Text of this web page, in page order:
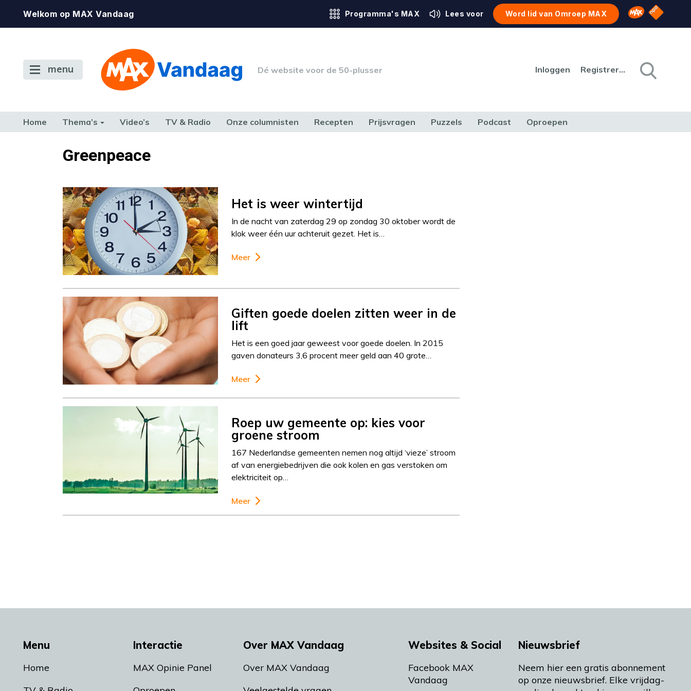
Welkom op MAX Vandaag Programma's MAX Lees voor Word lid van Omroep MAX Omroep MAX
NPO
menu Dé website voor de 50-plusser Inloggen Registreren
Home Thema’s Video’s TV & Radio Onze columnisten Recepten Prijsvragen Puzzels Podcast Oproepen
TERUG NAAR TOENGreenpeace
Het is weer wintertijd
In de nacht van zaterdag 29 op zondag 30 oktober wordt de
klok weer één uur achteruit gezet. Het is…
Meer
Giften goede doelen zitten weer in de
lift
Het is een goed jaar geweest voor goede doelen. In 2015
gaven donateurs 3,6 procent meer geld aan 40 grote…
Meer
Roep uw gemeente op: kies voor
groene stroom
167 Nederlandse gemeenten nemen nog altijd ‘vieze’ stroom
af van energiebedrijven die ook kolen en gas verstoken om
elektriciteit op…
Meer
Menu
Home
Interactie
MAX Opinie Panel
Over MAX Vandaag
Over MAX Vandaag
Websites & Social
Facebook MAX
Vandaag
Nieuwsbrief
Neem hier een gratis abonnement
op onze nieuwsbrief. Elke vrijdag-